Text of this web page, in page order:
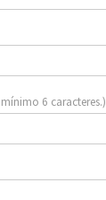
6 caracteres.)